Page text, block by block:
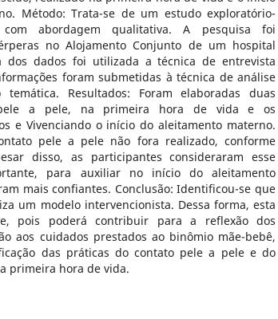
Método: Trata-se de um estudo exploratório-
com abordagem qualitativa. A pesquisa foi
no Alojamento Conjunto de um hospital
dos dados foi utilizada a técnica de entrevista
foram submetidas à técnica de análise
Resultados: Foram elaboradas duas
pele a pele, na primeira hora de vida e os
e Vivenciando o início do aleitamento materno.
pele a pele não fora realizado, conforme
disso, as participantes consideraram esse
para auxiliar no início do aleitamento
mais confiantes. Conclusão: Identificou-se que
um modelo intervencionista. Dessa forma, esta
pois poderá contribuir para a reflexão dos
aos cuidados prestados ao binômio mãe-bebê,
das práticas do contato pele a pele e do
primeira hora de vida.